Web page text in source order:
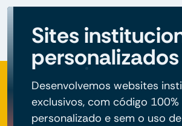
Sites
personalizados
Desenvolvemos websites
exclusivos, com código 100%
personalizado e sem o uso